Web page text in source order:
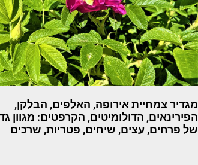
מגדיר צמחיית אירופה, האלפים, הבלקן,
הפירינאים, הדולומיטים, הקרפטים: מגוון
של פרחים, עצים, שיחים, פטריות, שרכים